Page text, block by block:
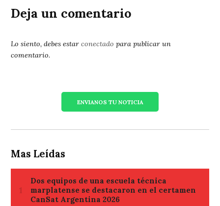
Deja un comentario
Lo siento, debes estarconectado para publicar un
comentario.
ENVIANOS TU NOTICIA
Mas Leídas